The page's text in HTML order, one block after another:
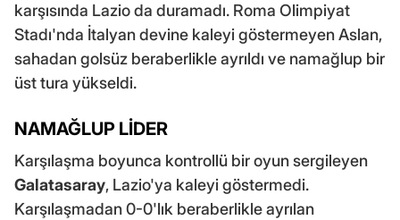
karşısında Lazio da duramadı. Roma Olimpiyat
Stadı'nda İtalyan devine kaleyi göstermeyen Aslan,
sahadan golsüz beraberlikle ayrıldı ve namağlup bir
üst tura yükseldi.
NAMAĞLUP LİDER
Karşılaşma boyunca kontrollü bir oyun sergileyen
Galatasaray, Lazio'ya kaleyi göstermedi.
Karşılaşmadan 0-0'lık beraberlikle ayrılan